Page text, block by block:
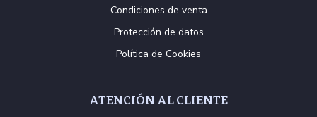
Condiciones de venta
Protección de datos
Política de Cookies
ATENCIÓN AL CLIENTE